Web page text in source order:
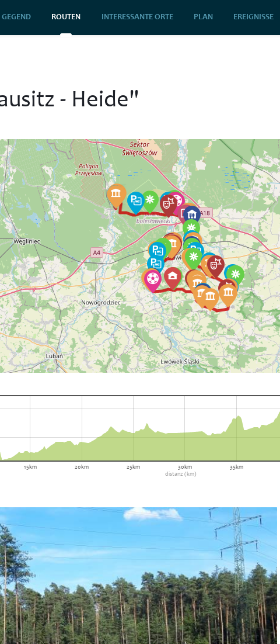
GEGEND ROUTEN INTERESSANTE ORTE PLAN EREIGNISSE
- Heide"
distanz (km)
15km 20km 25km 30km 35km